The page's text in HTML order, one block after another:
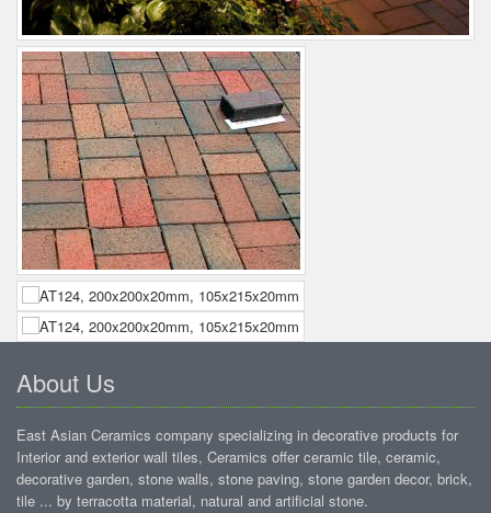
About Us
East Asian Ceramics company specializing in decorative products for
Interior and exterior wall tiles, Ceramics offer ceramic tile, ceramic,
decorative garden, stone walls, stone paving, stone garden decor, brick,
tile ... by terracotta material, natural and artificial stone.